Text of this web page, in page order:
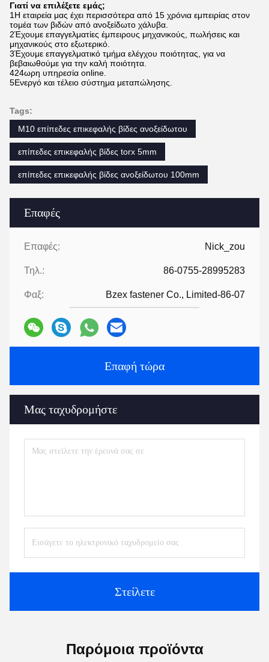
Επαφές
Επαφές: Nick_zou
Τηλ.: 86-0755-28995283
Φαξ: Bzex fastener Co., Limited-86-07
Επαφή τώρα
Μας ταχυδρομήστε
Στείλετε
Γιατί να επιλέξετε εμάς;
1Η εταιρεία μας έχει περισσότερα από 15 χρόνια εμπειρίας στον
τομέα των βιδών από ανοξείδωτο χάλυβα.
2Έχουμε επαγγελματίες έμπειρους μηχανικούς, πωλήσεις και
μηχανικούς στο εξωτερικό.
3Έχουμε επαγγελματικό τμήμα ελέγχου ποιότητας, για να
βεβαιωθούμε για την καλή ποιότητα.
424ωρη υπηρεσία online.
5Ενεργό και τέλειο σύστημα μεταπώλησης.
Tags:
M10 επίπεδες επικεφαλής βίδες ανοξείδωτου
επίπεδες επικεφαλής βίδες torx 5mm
επίπεδες επικεφαλής βίδες ανοξείδωτου 100mm
Παρόμοια προϊόντα